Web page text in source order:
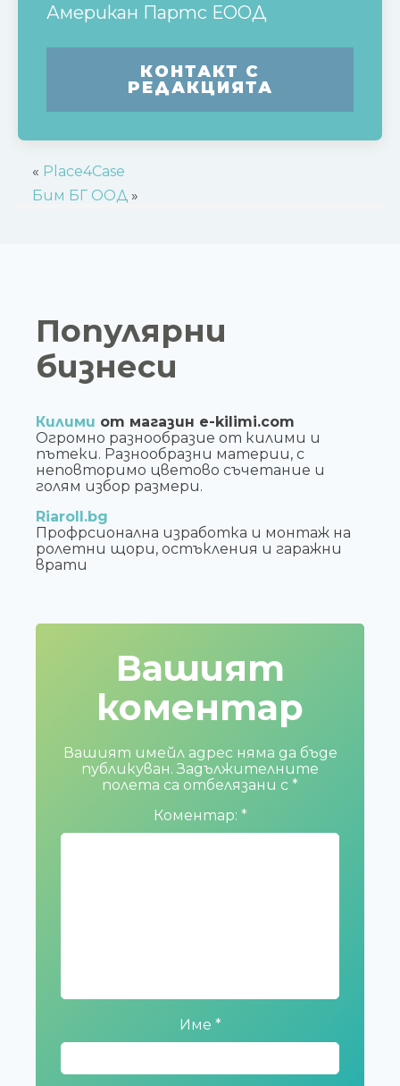
Американ Партс ЕООД
КОНТАКТ С
РЕДАКЦИЯТА
« Place4Case
Бим БГ ООД»
Популярни
бизнеси
Килими от магазин e-kilimi.com
Огромно разнообразие от килими и
пътеки. Разнообразни материи, с
неповторимо цветово съчетание и
голям избор размери.
Riaroll.bg
Профрсионална изработка и монтаж на
ролетни щори, остъкления и гаражни
врати
Вашият
коментар
Вашият имейл адрес няма да бъде
публикуван. Задължителните
полета са отбелязани с *
Коментар: *
Име *